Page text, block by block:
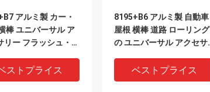
アルミ製 カー・
棒 ユニバーサル ア
リー フラッシュ・レ
ストプライス
8195+B6 アルミ製 自動車
屋根 横棒 道路 ローリング
の ユニバーサル アクセサ
プラスチック 端 穴 固定
ベストプライス